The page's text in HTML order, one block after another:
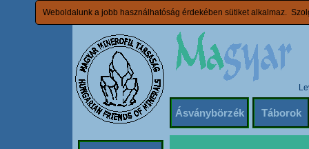
Weboldalunk a jobb használhatóság érdekében sütiket alkalmaz.
Ásványbörzék Táborok